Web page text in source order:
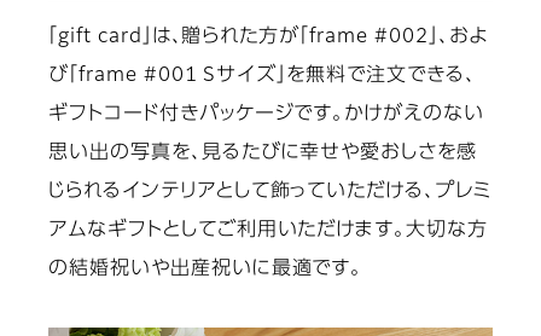
「gift card」は、贈られた方が「frame #002」、およ
び「frame #001 Sサイズ」を無料で注文できる、
ギフトコード付きパッケージです。かけがえのない
思い出の写真を、見るたびに幸せや愛おしさを感
じられるインテリアとして飾っていただける、プレミ
アムなギフトとしてご利用いただけます。大切な方
の結婚祝いや出産祝いに最適です。